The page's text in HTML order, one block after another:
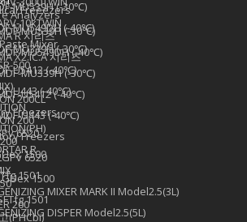
Freeezers
MU539H (-30℃)
MU549DH (-40℃)
MU339H (-30℃)
U5412 (-40℃)
U443 (-40℃)
Freezers
6520
1500
1501
10kTWIN
Mixer
500
R
MIXER MARK II Model2.5(3L)
DISPER Model2.5(5L)
Analyzers
R 시리즈
X2.IC.A 시리즈
200CL
200
200
MU539H (-30℃)
MU549DH (-40℃)
MU339H (-30℃)
U5412 (-40℃)
U443 (-40℃)
Freezers
6520
1500
1501
(PHCbi)